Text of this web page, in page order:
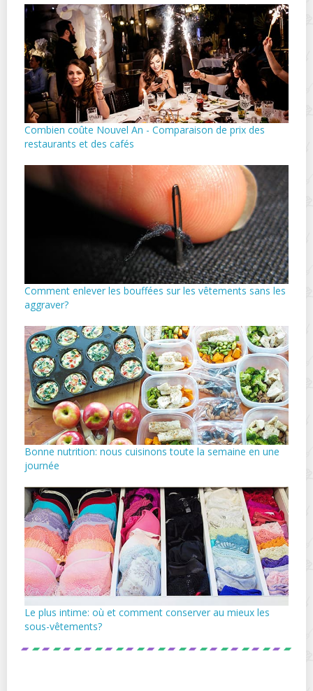
Combien coûte Nouvel An - Comparaison de prix des
restaurants et des cafés
Comment enlever les bouffées sur les vêtements sans les
aggraver?
Bonne nutrition: nous cuisinons toute la semaine en une
journée
Le plus intime: où et comment conserver au mieux les
sous-vêtements?